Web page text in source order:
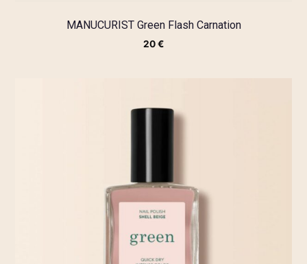
MANUCURIST Green Flash Carnation
20€